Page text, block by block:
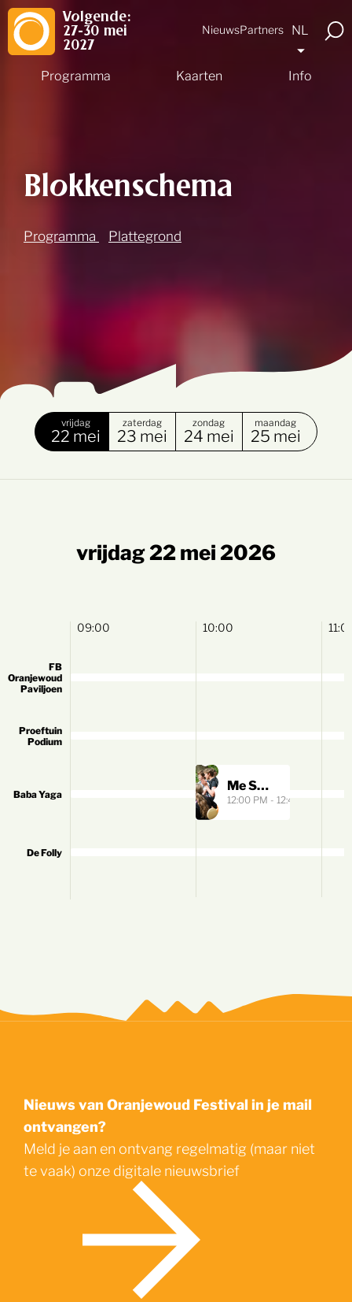
Volgende:
27-30 mei
2027
Programma Kaarten Info
NieuwsPartners NL
Blokkenschema
Programma Plattegrond
vrijdag
22 mei
zaterdag
23 mei
zondag
24 mei
maandag
25 mei
vrijdag 22 mei 2026
FB
Oranjewoud
Paviljoen
Proeftuin
Podium
Baba Yaga
De Folly
09:00 10:00
Me Sokke Sakke So
12:00 PM - 12:45 PM
Nieuws van Oranjewoud Festival in je mail
ontvangen?
Meld je aan en ontvang regelmatig (maar niet
te vaak) onze digitale nieuwsbrief